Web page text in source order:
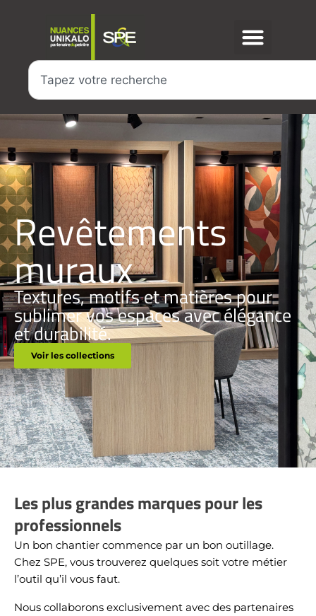
Revêtements
muraux
Textures, motifs et matières pour
sublimer vos espaces avec élégance
et durabilité.
Voir les collections
Les plus grandes marques pour les
professionnels
Un bon chantier commence par un bon outillage.
Chez SPE, vous trouverez quelques soit votre métier
l’outil qu’il vous faut.
Nous collaborons exclusivement avec des partenaires